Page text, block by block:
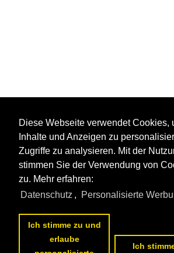
Diese Webseite verwendet Cookies,
Inhalte und Anzeigen zu
Zugriffe zu analysieren. Mit der
stimmen Sie der Verwendung von
zu. Mehr erfahren:
Datenschutz , Personalisierte
Ich stimme zu und
erlaube
Ich